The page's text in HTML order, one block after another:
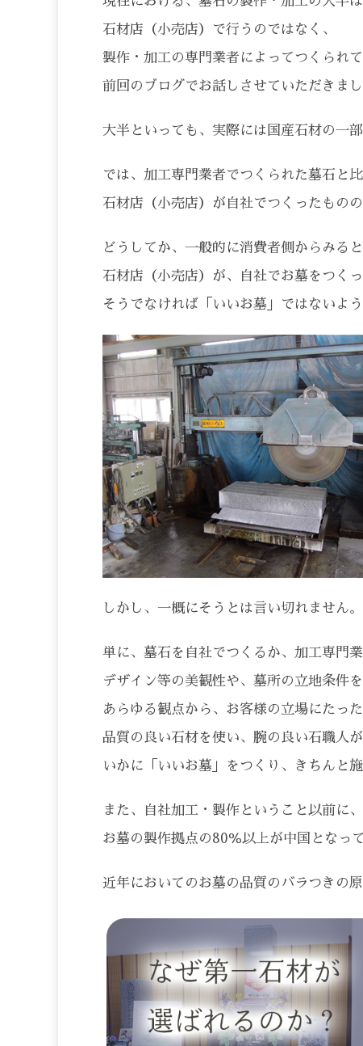
石材店（小売店）で行うのではなく、
製作・加工の専門業者によってつくられて
前回のブログでお話しさせていただきまし
大半といっても、実際には国産石材の一
では、加工専門業者でつくられた墓石と比
石材店（小売店）が自社でつくったもの
どうしてか、一般的に消費者側からみると
石材店（小売店）が、自社でお墓をつく
そうでなければ「いいお墓」ではないよ
しかし、一概にそうとは言い切れません。
単に、墓石を自社でつくるか、加工専門
デザイン等の美観性や、墓所の立地条件
あらゆる観点から、お客様の立場にたった
品質の良い石材を使い、腕の良い石職人
いかに「いいお墓」をつくり、きちんと
また、自社加工・製作ということ以前に
お墓の製作拠点の80％以上が中国となっ
近年においてのお墓の品質のバラつきの